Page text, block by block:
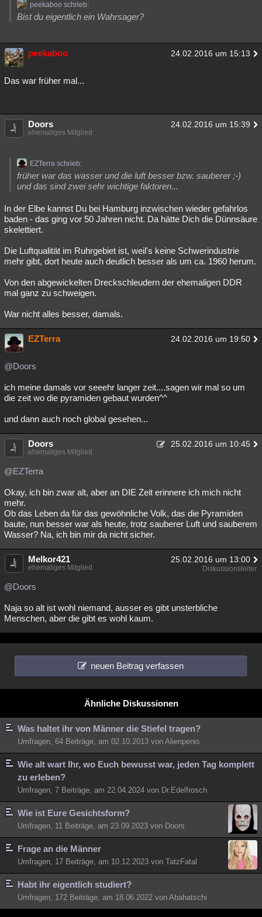
peekaboo schrieb:
Bist du eigentlich ein Wahrsager?
peekaboo 24.02.2016 um 15:13
Das war früher mal...
Doors 24.02.2016 um 15:39
ehemaliges Mitglied
EZTerra schrieb:
früher war das wasser und die luft besser bzw. sauberer ;-)
und das sind zwei sehr wichtige faktoren...
In der Elbe kannst Du bei Hamburg inzwischen wieder gefahrlos
baden - das ging vor 50 Jahren nicht. Da hätte Dich die Dünnsäure
skelettiert.
Die Luftqualität im Ruhrgebiet ist, weil's keine Schwerindustrie
mehr gibt, dort heute auch deutlich besser als um ca. 1960 herum.
Von den abgewickelten Dreckschleudern der ehemaligen DDR
mal ganz zu schweigen.
War nicht alles besser, damals.
EZTerra 24.02.2016 um 19:50
@Doors
ich meine damals vor seeehr langer zeit....sagen wir mal so um
die zeit wo die pyramiden gebaut wurden^^
und dann auch noch global gesehen...
Doors 25.02.2016 um 10:45
ehemaliges Mitglied
@EZTerra
Okay, ich bin zwar alt, aber an DIE Zeit erinnere ich mich nicht
mehr.
Ob das Leben da für das gewöhnliche Volk, das die Pyramiden
baute, nun besser war als heute, trotz sauberer Luft und sauberem
Wasser? Na, ich bin mir da nicht sicher.
Melkor421 25.02.2016 um 13:00
ehemaliges Mitglied Diskussionsleiter
@Doors
Naja so alt ist wohl niemand, ausser es gibt unsterbliche
Menschen, aber die gibt es wohl kaum.
neuen Beitrag verfassen
Ähnliche Diskussionen
Was haltet ihr von Männer die Stiefel tragen?
Umfragen, 64 Beiträge, am 02.10.2013 von Alienpenis
Wie alt wart Ihr, wo Euch bewusst war, jeden Tag komplett
zu erleben?
Umfragen, 7 Beiträge, am 22.04.2024 von Dr.Edelfrosch
Wie ist Eure Gesichtsform?
Umfragen, 11 Beiträge, am 23.09.2023 von Doors
Frage an die Männer
Umfragen, 17 Beiträge, am 10.12.2023 von TatzFatal
Habt ihr eigentlich studiert?
Umfragen, 172 Beiträge, am 18.06.2022 von Abahatschi